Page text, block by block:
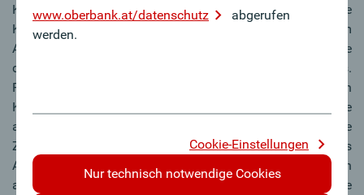
Krankenstandes ausgesprochen werden. Die
Kündigungsfrist ist der Zeitraum, der zwischen dem
Ausspruch der Kündigung und dem beabsichtigten Ende
des Arbeitsverhältnisses (Kündigungstermin) liegen muss.
Für Arbeiter:innen und Angestellte gelten unterschiedlichen
Kündigungstermine, die eingehalten werden müssen, sowie
auch unterschiedliche Kündigungsfristen. Eine
Zustimmung oder Ablehnung der Arbeitnehmerin/des
Arbeitnehmers kann die Kündigung weder verhindern noch
aufschieben. ArbeitnehmerInnen können in weiterer Folge
www.oberbank.at/datenschutz
abgerufen
werden.
Cookie-Einstellungen
Nur technisch notwendige Cookies